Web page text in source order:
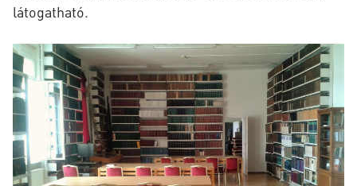
látogatható.